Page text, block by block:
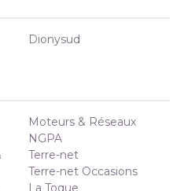
Dionysud
Moteurs & Réseaux
NGPA
Terre-net
Terre-net Occasions
La Toque